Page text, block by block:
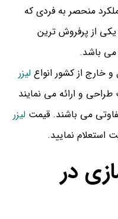
منحصر به فردی که
یکی از پرفروش ترین
باشد.
خارج از کشور انواع لیزر
و ارائه می نمایند
می باشند. قیمت لیزر
استعلام نمایید.
در